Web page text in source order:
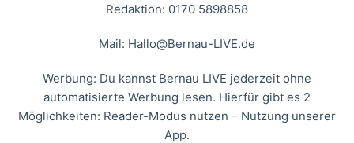
Redaktion: 0170 5898858
Mail: Hallo@Bernau-LIVE.de
Werbung: Du kannst Bernau LIVE jederzeit ohne
automatisierte Werbung lesen. Hierfür gibt es 2
Möglichkeiten: Reader-Modus nutzen – Nutzung unserer
App.